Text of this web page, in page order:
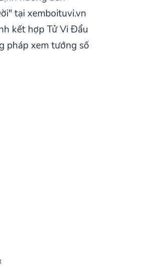
tại xemboituvi.vn
kết hợp Tử Vi Đẩu
pháp xem tướng số